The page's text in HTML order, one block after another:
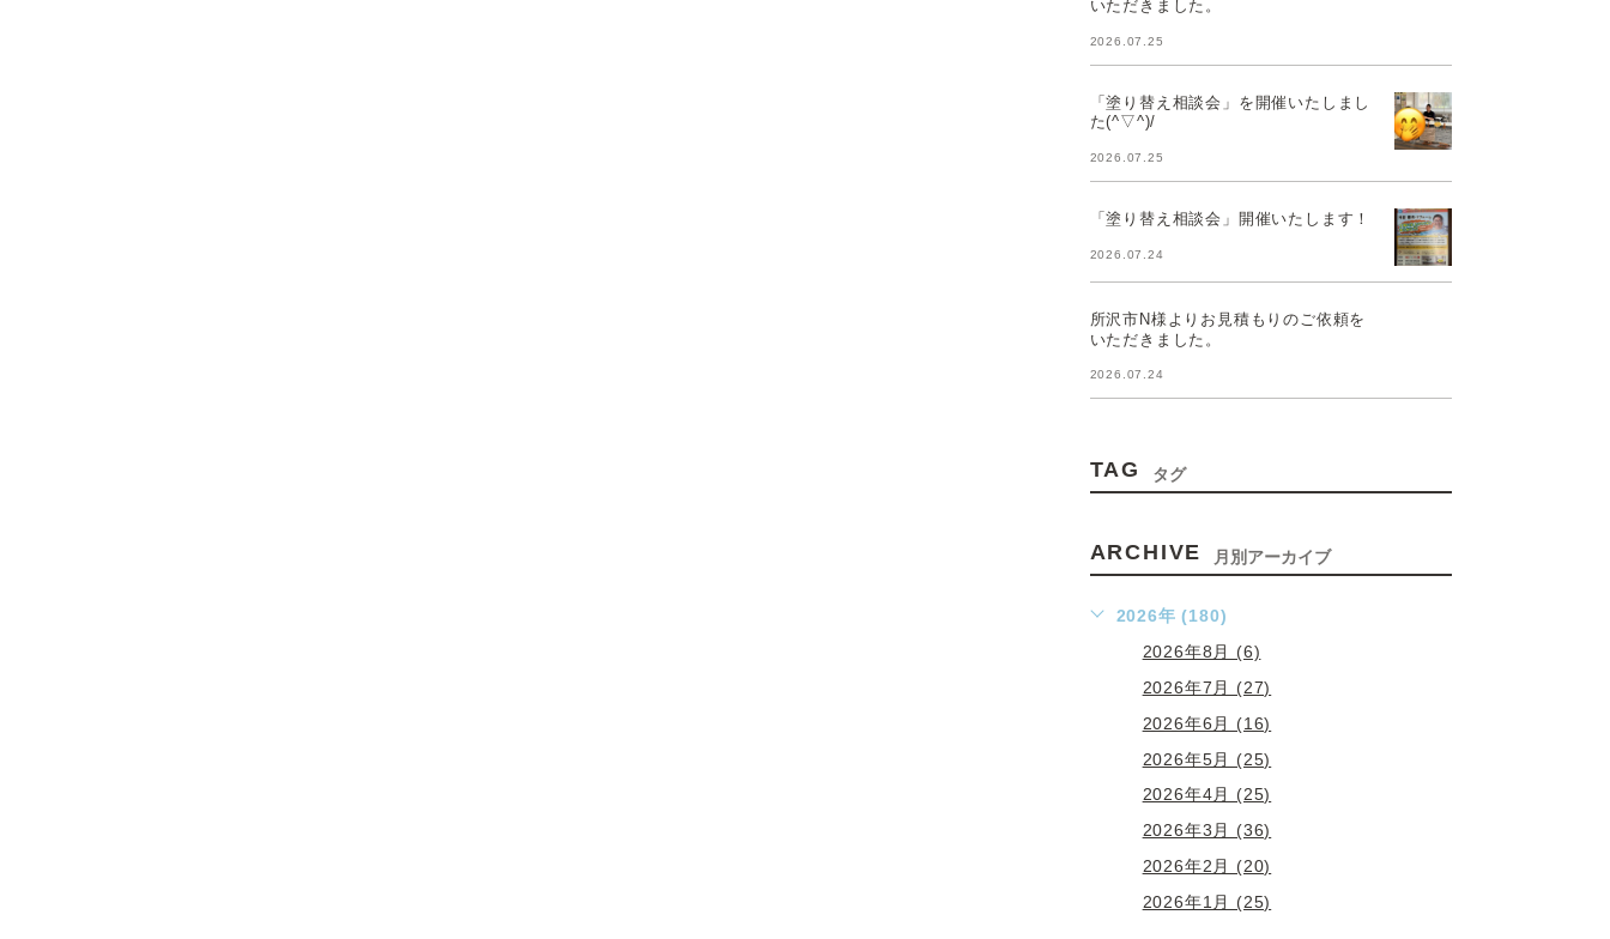
いただきました。
2026.07.25
「塗り替え相談会」を開催いたしまし
た(^▽^)/
2026.07.25
「塗り替え相談会」開催いたします！
2026.07.24
所沢市N様よりお見積もりのご依頼を
いただきました。
2026.07.24
TAG タグ
ARCHIVE 月別アーカイブ
2026年 (180)
2026年8月 (6)
2026年7月 (27)
2026年6月 (16)
2026年5月 (25)
2026年4月 (25)
2026年3月 (36)
2026年2月 (20)
2026年1月 (25)